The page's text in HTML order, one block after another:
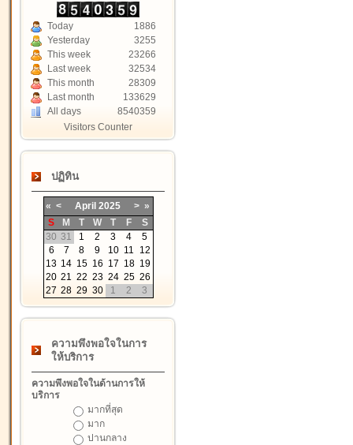
Today
1886
Yesterday
3255
This week
23266
Last week
32534
This month
28309
Last month
133629
All days
8540359
Visitors Counter
ปฏิทิน
« < April 2025 > »
S
M T W T F
S
30 31 1 2 3 4
5
6
7 8 9 10 11
12
13 14 15 16 17 18 19
20 21 22 23 24 25 26
27 28 29 30 1 2 3
ความพึงพอใจในการ
ให้บริการ
ความพึงพอใจในด้านการให้
บริการ
มากที่สุด
มาก
ปานกลาง